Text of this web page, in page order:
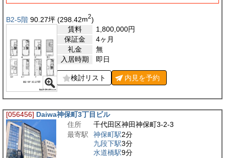
B2-5階 90.27坪 (298.42m2)
賃料
1,800,000円
保証金
4ヶ月
礼金
無
入居時期
即日
検討リスト 内見を予約
[056456] Daiwa神保町3丁目ビル
住所
千代田区神田神保町3-2-3
最寄駅
神保町駅2分
九段下駅3分
水道橋駅9分